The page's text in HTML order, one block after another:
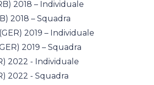
2018 – Individuale
2018 – Squadra
2019 – Individuale
2019 – Squadra
2022 - Individuale
2022 - Squadra